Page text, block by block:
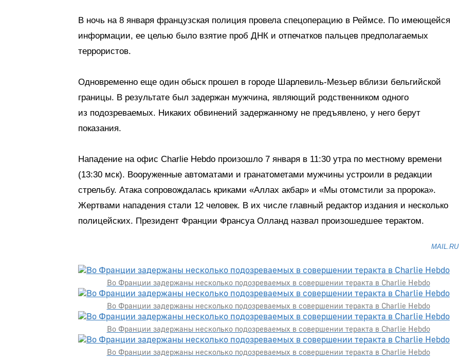
В ночь на 8 января французская полиция провела спецоперацию в Реймсе. По имеющейся
информации, ее целью было взятие проб ДНК и отпечатков пальцев предполагаемых
террористов.
Одновременно еще один обыск прошел в городе Шарлевиль-Мезьер вблизи бельгийской
границы. В результате был задержан мужчина, являющий родственником одного
из подозреваемых. Никаких обвинений задержанному не предъявлено, у него берут
показания.
Нападение на офис Charlie Hebdo произошло 7 января в 11:30 утра по местному времени
(13:30 мск). Вооруженные автоматами и гранатометами мужчины устроили в редакции
стрельбу. Атака сопровождалась криками «Аллах акбар» и «Мы отомстили за пророка».
Жертвами нападения стали 12 человек. В их числе главный редактор издания и несколько
полицейских. Президент Франции Франсуа Олланд назвал произошедшее терактом.
MAIL.RU
Во Франции задержаны несколько подозреваемых в совершении теракта в Charlie Hebdo
Во Франции задержаны несколько подозреваемых в совершении теракта в Charlie Hebdo
Во Франции задержаны несколько подозреваемых в совершении теракта в Charlie Hebdo
Во Франции задержаны несколько подозреваемых в совершении теракта в Charlie Hebdo